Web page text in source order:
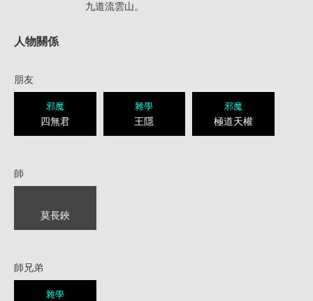
九道流雲山。
人物關係
朋友
邪魔
四無君
雜學
王隱
邪魔
極道天權
師
莫長鋏
師兄弟
雜學